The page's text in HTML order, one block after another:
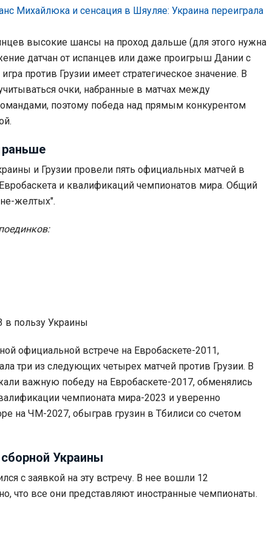
Михайлюка и сенсация в Шяуляе: Украина переиграла
высокие шансы на проход дальше (для этого нужна
датчан от испанцев или даже проигрыш Дании с
против Грузии имеет стратегическое значение. В
очки, набранные в матчах между
поэтому победа над прямым конкурентом
и Грузии провели пять официальных матчей в
и квалификаций чемпионатов мира. Общий
желтых".
в пользу Украины
официальной встрече на Евробаскете-2011,
три из следующих четырех матчей против Грузии. В
важную победу на Евробаскете-2017, обменялись
чемпионата мира-2023 и уверенно
на ЧМ-2027, обыграв грузин в Тбилиси со счетом
Украины
с заявкой на эту встречу. В нее вошли 12
что все они представляют иностранные чемпионаты.